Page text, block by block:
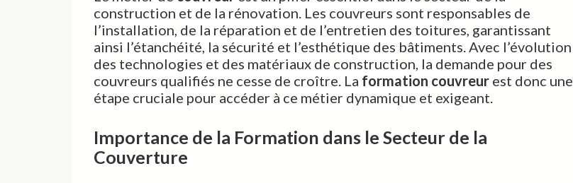
construction et de la rénovation. Les couvreurs sont responsables de
l’installation, de la réparation et de l’entretien des toitures, garantissant
ainsi l’étanchéité, la sécurité et l’esthétique des bâtiments. Avec l’évolution
des technologies et des matériaux de construction, la demande pour des
couvreurs qualifiés ne cesse de croître. La formation couvreur est donc une
étape cruciale pour accéder à ce métier dynamique et exigeant.
Importance de la Formation dans le Secteur de la
Couverture